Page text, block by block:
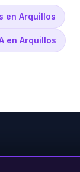
en Arquillos
en Arquillos